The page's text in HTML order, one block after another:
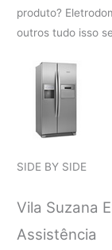
produto?
outros tudo isso
SIDE BY SIDE
Vila Suzana
Assistência